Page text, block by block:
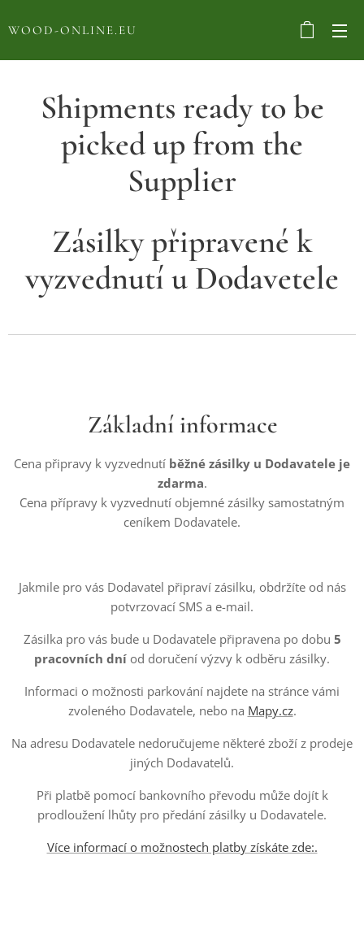
WOOD-ONLINE.EU
Shipments ready to be
picked up from the
Supplier
Zásilky připravené k
vyzvednutí u Dodavetele
Základní informace
Cena připravy k vyzvednutí běžné zásilky u Dodavatele je
zdarma.
Cena přípravy k vyzvednutí objemné zásilky samostatným
ceníkem Dodavatele.
Jakmile pro vás Dodavatel připraví zásilku, obdržíte od nás
potvrzovací SMS a e-mail.
Zásilka pro vás bude u Dodavatele připravena po dobu 5
pracovních dní od doručení výzvy k odběru zásilky.
Informaci o možnosti parkování najdete na stránce vámi
zvoleného Dodavatele, nebo na Mapy.cz.
Na adresu Dodavatele nedoručujeme některé zboží z prodeje
jiných Dodavatelů.
Při platbě pomocí bankovního převodu může dojít k
prodloužení lhůty pro předání zásilky u Dodavatele.
Více informací o možnostech platby získáte zde:.